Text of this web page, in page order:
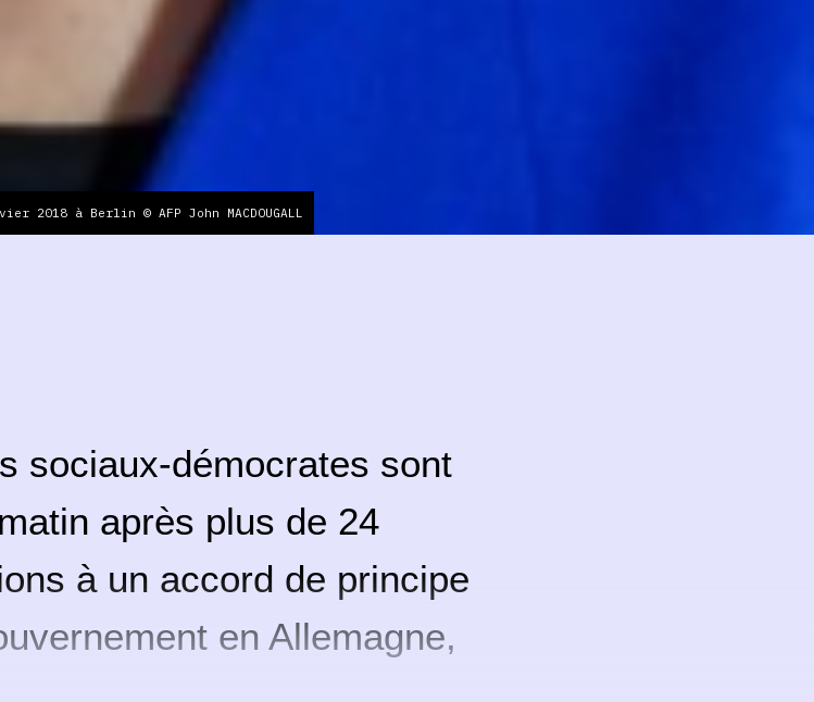
à Berlin © AFP John MACDOUGALL
sociaux-démocrates sont
après plus de 24
à un accord de principe
en Allemagne,